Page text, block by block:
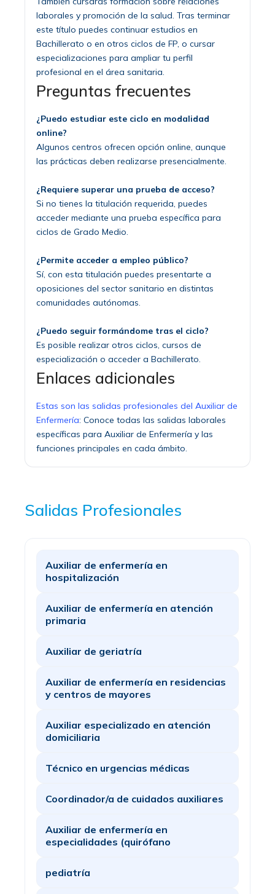
laborales y promoción de la salud. Tras terminar
este título puedes continuar estudios en
Bachillerato o en otros ciclos de FP, o cursar
especializaciones para ampliar tu perfil
profesional en el área sanitaria.
Preguntas frecuentes
¿Puedo estudiar este ciclo en modalidad
online?
Algunos centros ofrecen opción online, aunque
las prácticas deben realizarse presencialmente.
¿Requiere superar una prueba de acceso?
Si no tienes la titulación requerida, puedes
acceder mediante una prueba específica para
ciclos de Grado Medio.
¿Permite acceder a empleo público?
Sí, con esta titulación puedes presentarte a
oposiciones del sector sanitario en distintas
comunidades autónomas.
¿Puedo seguir formándome tras el ciclo?
Es posible realizar otros ciclos, cursos de
especialización o acceder a Bachillerato.
Enlaces adicionales
Estas son las salidas profesionales del Auxiliar de
Enfermería: Conoce todas las salidas laborales
específicas para Auxiliar de Enfermería y las
funciones principales en cada ámbito.
Salidas Profesionales
Auxiliar de enfermería en
hospitalización
Auxiliar de enfermería en atención
primaria
Auxiliar de geriatría
Auxiliar de enfermería en residencias
y centros de mayores
Auxiliar especializado en atención
domiciliaria
Técnico en urgencias médicas
Coordinador/a de cuidados auxiliares
Auxiliar de enfermería en
especialidades (quirófano
pediatría